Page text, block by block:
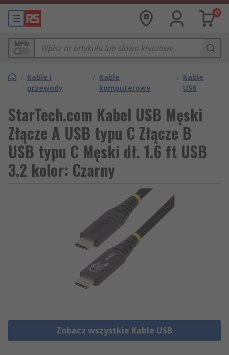
0
MPN
/ Kable i
przewody
/ Kable
komputerowe
/ Kable
USB
StarTech.com Kabel USB Męski
Złącze A USB typu C Złącze B
USB typu C Męski dł. 1.6 ft USB
3.2 kolor: Czarny
Zobacz wszystkie Kable USB